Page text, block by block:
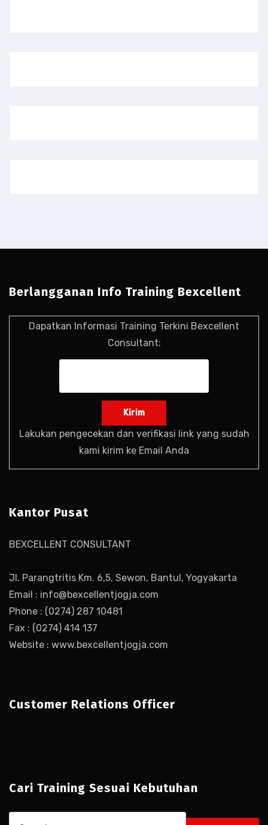
Berlangganan Info Training Bexcellent
Dapatkan Informasi Training Terkini Bexcellent
Consultant:
Lakukan pengecekan dan verifikasi link yang sudah
kami kirim ke Email Anda
Kantor Pusat
BEXCELLENT CONSULTANT
Jl. Parangtritis Km. 6,5, Sewon, Bantul, Yogyakarta
Email : info@bexcellentjogja.com
Phone : (0274) 287 10481
Fax : (0274) 414 137
Website : www.bexcellentjogja.com
Customer Relations Officer
Cari Training Sesuai Kebutuhan